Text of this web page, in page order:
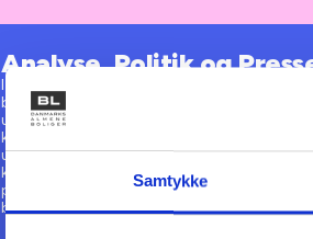
Samtykke
Analyse, Politik og
I BL’s afdeling Analyse, Politik og Presse
boligsektor og omsætter denne til politisk
udarbejder samfundsøkonomiske analyser
klima- og energi mv., som bruges direkte i
udarbejder politiske forslag og overvåger
konsekvenserne for den almene sektor og
politikere, embedsmænd og journalister og
bistand til både medlemmer og øvrige